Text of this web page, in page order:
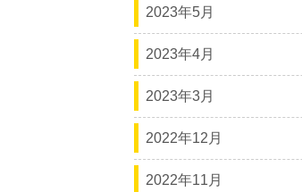
2023年5月
2023年4月
2023年3月
2022年12月
2022年11月